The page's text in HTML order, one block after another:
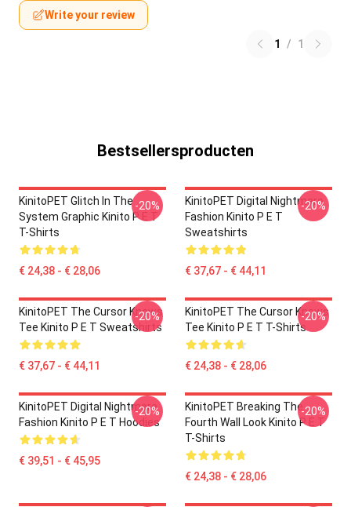
Write your review
1 / 1
Bestsellersproducten
KinitoPET Glitch In The
System Graphic Kinito P E T
T-Shirts
€ 24,38 - € 28,06
-20%
KinitoPET Digital Nightmare
Fashion Kinito P E T
Sweatshirts
€ 37,67 - € 44,11
-20%
KinitoPET The Cursor Knows
Tee Kinito P E T Sweatshirts
€ 37,67 - € 44,11
-20%
KinitoPET The Cursor Knows
Tee Kinito P E T T-Shirts
€ 24,38 - € 28,06
-20%
KinitoPET Digital Nightmare
Fashion Kinito P E T Hoodies
€ 39,51 - € 45,95
-20%
KinitoPET Breaking The
Fourth Wall Look Kinito P E T
T-Shirts
€ 24,38 - € 28,06
-20%